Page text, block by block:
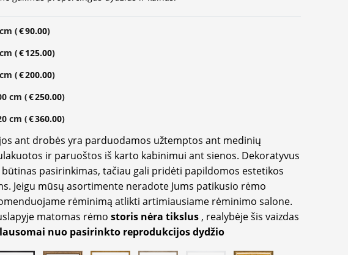
(€90.00)
(€125.00)
(€200.00)
cm (€250.00)
cm (€360.00)
ant drobės yra parduodamos užtemptos ant medinių
ir paruoštos iš karto kabinimui ant sienos. Dekoratyvus
pasirinkimas, tačiau gali pridėti papildomos estetikos
Jeigu mūsų asortimente neradote Jums patikusio rėmo
rėminimą atlikti artimiausiame rėminimo salone.
matomas rėmo storis nėra tikslus , realybėje šis vaizdas
nuo pasirinkto reprodukcijos dydžio